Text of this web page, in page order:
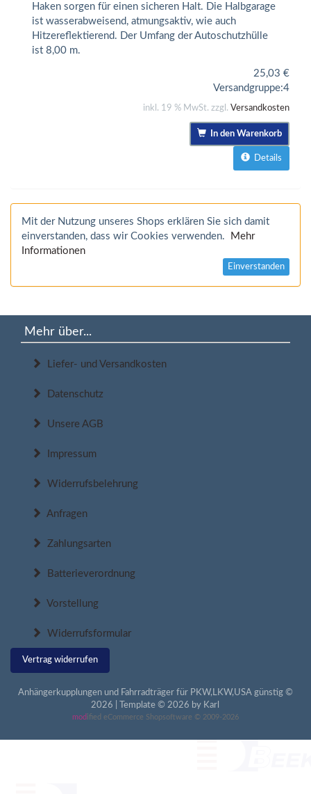
Haken sorgen für einen sicheren Halt. Die Halbgarage
ist wasserabweisend, atmungsaktiv, wie auch
Hitzereflektierend. Der Umfang der Autoschutzhülle
ist 8,00 m.
25,03 €
Versandgruppe:4
inkl. 19 % MwSt. zzgl. Versandkosten
In den Warenkorb
Details
Mit der Nutzung unseres Shops erklären Sie sich damit
einverstanden, dass wir Cookies verwenden.
Mehr
Informationen
Einverstanden
Mehr über...
Liefer- und Versandkosten
Datenschutz
Unsere AGB
Impressum
Widerrufsbelehrung
Anfragen
Zahlungsarten
Batterieverordnung
Vorstellung
Widerrufsformular
Vertrag widerrufen
Anhängerkupplungen und Fahrradträger für PKW,LKW,USA günstig ©
2026 | Template © 2026 by Karl
mod ified eCommerce Shopsoftware © 2009-2026